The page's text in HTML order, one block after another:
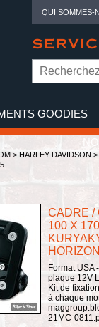
QUI SOMMES-
GOODIES
> HARLEY-DAVIDSON >
CADRE /
100 X
Format USA
plaque 12V
Kit de
à chaque
21MC-